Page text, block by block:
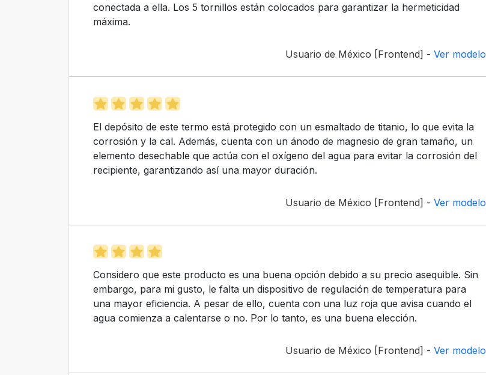
conectada a ella. Los 5 tornillos están colocados para garantizar la hermeticidad
máxima.
Usuario de México [Frontend] - Ver modelo
El depósito de este termo está protegido con un esmaltado de titanio, lo que evita la
corrosión y la cal. Además, cuenta con un ánodo de magnesio de gran tamaño, un
elemento desechable que actúa con el oxígeno del agua para evitar la corrosión del
recipiente, garantizando así una mayor duración.
Usuario de México [Frontend] - Ver modelo
Considero que este producto es una buena opción debido a su precio asequible. Sin
embargo, para mi gusto, le falta un dispositivo de regulación de temperatura para
una mayor eficiencia. A pesar de ello, cuenta con una luz roja que avisa cuando el
agua comienza a calentarse o no. Por lo tanto, es una buena elección.
Usuario de México [Frontend] - Ver modelo